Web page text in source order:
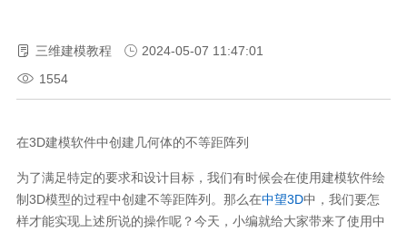
三维建模教程
2024-05-07 11:47:01
1554
在3D建模软件中创建几何体的不等距阵列
为了满足特定的要求和设计目标，我们有时候会在使用建模软件绘
制3D模型的过程中创建不等距阵列。那么在中望3D中，我们要怎
样才能实现上述所说的操作呢？今天，小编就给大家带来了使用中